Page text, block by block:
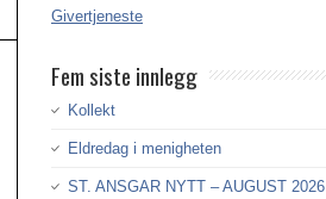
Givertjeneste
Fem siste innlegg
Kollekt
Eldredag i menigheten
ST. ANSGAR NYTT – AUGUST 2026